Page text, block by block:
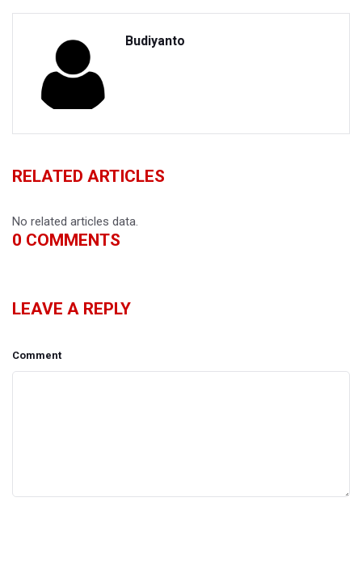
Budiyanto
RELATED ARTICLES
No related articles data.
0 COMMENTS
LEAVE A REPLY
Comment